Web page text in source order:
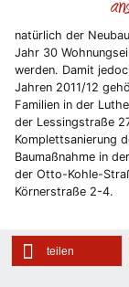
natürlich der
Jahr 30
werden. Damit
Jahren 2011/12
Familien in der
der Lessingstraße
Komplettsanierung
Baumaßnahme in
der Otto-Kohle-
Körnerstraße 2-4.
teilen